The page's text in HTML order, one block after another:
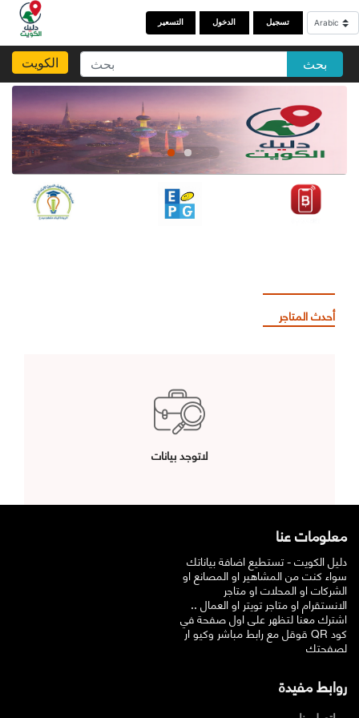
التسعير الدخول تسجيل
الكويت بحث
أحدث المتاجر
لاتوجد بيانات
معلومات عنا
دليل الكويت - تستطيع اضافة بياناتك
سواء كنت من المشاهير او المصانع او
الشركات او المحلات او متاجر
الانستقرام او متاجر تويتر او العمال ..
اشترك معنا لتظهر على اول صفحة في
قوقل مع رابط مباشر وكيو ار QR كود
لصفحتك
روابط مفيدة